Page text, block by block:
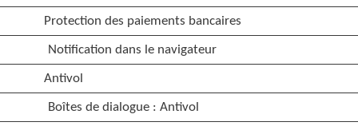
Protection des paiements bancaires
Notification dans le navigateur
Antivol
Boîtes de dialogue : Antivol